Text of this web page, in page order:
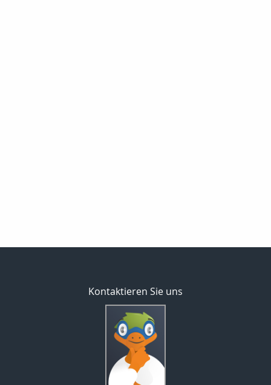
Kontaktieren Sie uns